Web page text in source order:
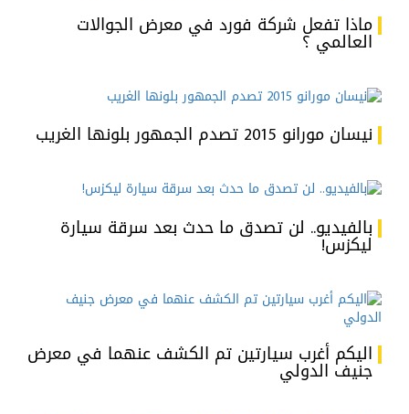
ماذا تفعل شركة فورد في معرض الجوالات
العالمي ؟
نيسان مورانو 2015 تصدم الجمهور بلونها الغريب
بالفيديو.. لن تصدق ما حدث بعد سرقة سيارة
ليكزس!
اليكم أغرب سيارتين تم الكشف عنهما في معرض
جنيف الدولي